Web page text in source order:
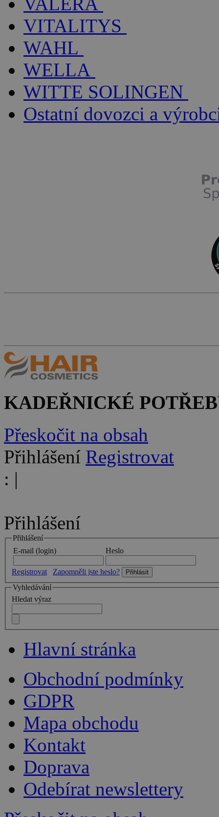
VITALITYS
WAHL
WELLA
WITTE SOLINGEN
Ostatní dovozci a
KADEŘNICKÉ
Přeskočit na obsah
Přihlášení Registrovat
: |
Přihlášení
Přihlášení
E-mail (login)
Heslo
Registrovat
Zapomněli jste heslo?
Vyhledávání
Hledat výraz
Hlavní stránka
Obchodní podmínky
GDPR
Mapa obchodu
Kontakt
Doprava
Odebírat newslettery